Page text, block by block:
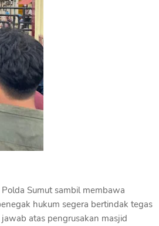
Sumut sambil membawa
hukum segera bertindak tegas
atas pengrusakan masjid